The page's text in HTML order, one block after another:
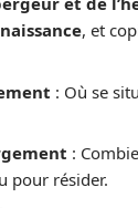
, et
: Où se
:
pour résider.